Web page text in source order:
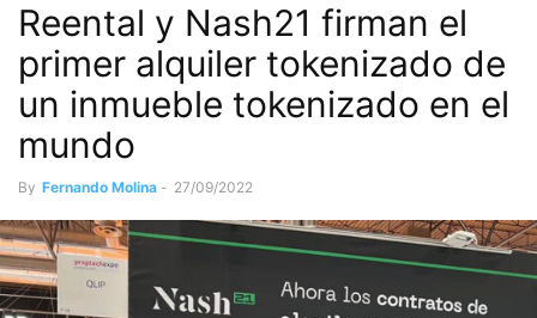
Reental y Nash21 firman el
primer alquiler tokenizado de
un inmueble tokenizado en el
mundo
By Fernando Molina - 27/09/2022